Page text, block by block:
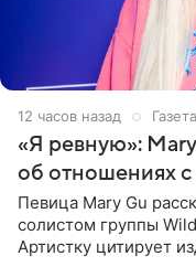
12 часов назад
«Я ревную»:
об отношениях
Певица Mary Gu
солистом группы
Артистку цитирует